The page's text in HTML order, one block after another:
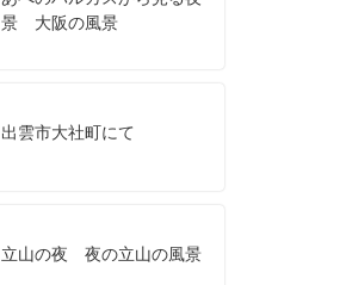
景 大阪の風景
出雲市大社町にて
立山の夜 夜の立山の風景